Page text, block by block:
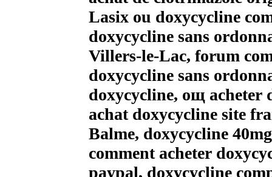
Lasix ou doxycycline
doxycycline sans
Villers-le-Lac, forum
doxycycline sans
doxycycline, oщ acheter
achat doxycycline site
Balme, doxycycline
comment acheter
paypal, doxycycline